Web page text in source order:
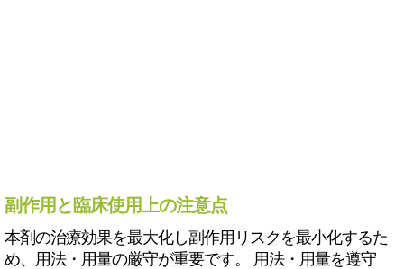
副作用と臨床使用上の注意点
本剤の治療効果を最大化し副作用リスクを最小化するた
め、用法・用量の厳守が重要です。 用法・用量を遵守